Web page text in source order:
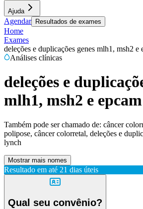
Ajuda
Agendar Resultados de exames
Home
Exames
deleções e duplicações genes mlh1, msh2 e
Análises clínicas
deleções e
mlh1, msh2 e
Também pode ser chamado de: câncer
polipose, câncer colorretal, deleções e
lynch
Mostrar mais nomes
Resultado em até 21 dias úteis
Qual seu convênio?